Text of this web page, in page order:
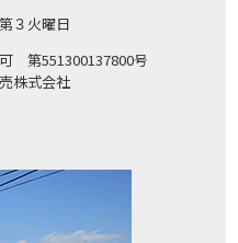
３火曜日
第551300137800号
株式会社